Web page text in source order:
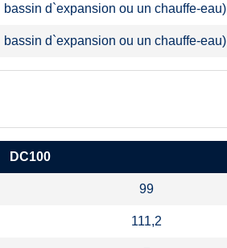
d`expansion ou un chauffe-eau)
d`expansion ou un chauffe-eau)
DC100
99
111,2